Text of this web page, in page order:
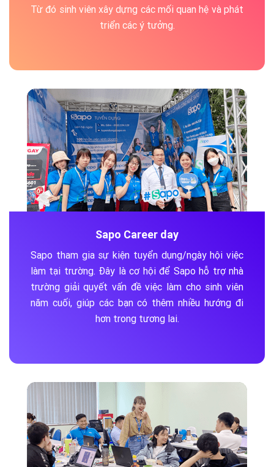
Từ đó sinh viên xây dựng các mối quan hệ và phát
triển các ý tưởng.
Sapo Career day
Sapo tham gia sự kiện tuyển dụng/ngày hội việc
làm tại trường. Đây là cơ hội để Sapo hỗ trợ nhà
trường giải quyết vấn đề việc làm cho sinh viên
năm cuối, giúp các bạn có thêm nhiều hướng đi
hơn trong tương lai.